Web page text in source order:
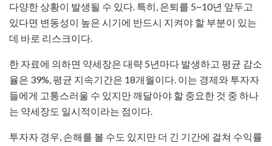
다양한 상황이 발생될 수 있다. 특히, 은퇴를 5~10년 앞두고
있다면 변동성이 높은 시기에 반드시 지켜야 할 부분이 있는
데 바로 리스크이다.
한 자료에 의하면 약세장은 대략 5년마다 발생하고 평균 감소
율은 39%, 평균 지속기간은 18개월이다. 이는 경제와 투자자
들에게 고통스러울 수 있지만 깨달아야 할 중요한 것 중 하나
는 약세장도 일시적이라는 점이다.
투자자 경우, 손해를 볼 수도 있지만 더 긴 기간에 걸쳐 수익률